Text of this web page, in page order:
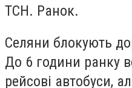
ТСН. Ранок.
Селяни блокують
До 6 години ранку
рейсові автобуси,